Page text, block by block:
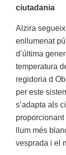
ciutadania
Alzira
enllumenat
d’última
temperatura
regidoria d
per este
s’adapta als
llum més
vesprada i el